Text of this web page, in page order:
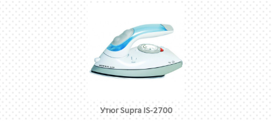
Утюг Supra IS-2700